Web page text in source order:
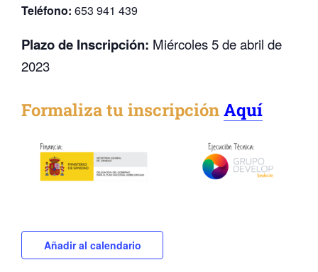
Teléfono: 653 941 439
Plazo de Inscripción: Miércoles 5 de abril de
2023
Formaliza tu inscripciónAquí
Añadir al calendario